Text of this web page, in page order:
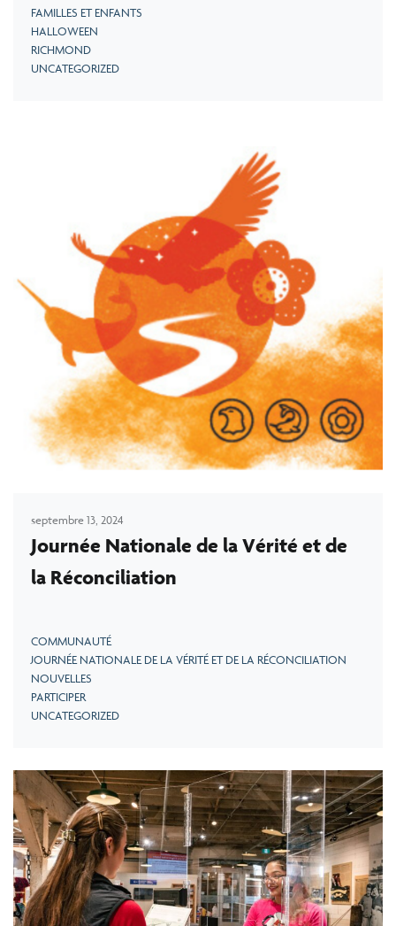
FAMILLES ET ENFANTS
HALLOWEEN
RICHMOND
UNCATEGORIZED
septembre 13, 2024
Journée Nationale de la Vérité et de
la Réconciliation
COMMUNAUTÉ
JOURNÉE NATIONALE DE LA VÉRITÉ ET DE LA RÉCONCILIATION
NOUVELLES
PARTICIPER
UNCATEGORIZED